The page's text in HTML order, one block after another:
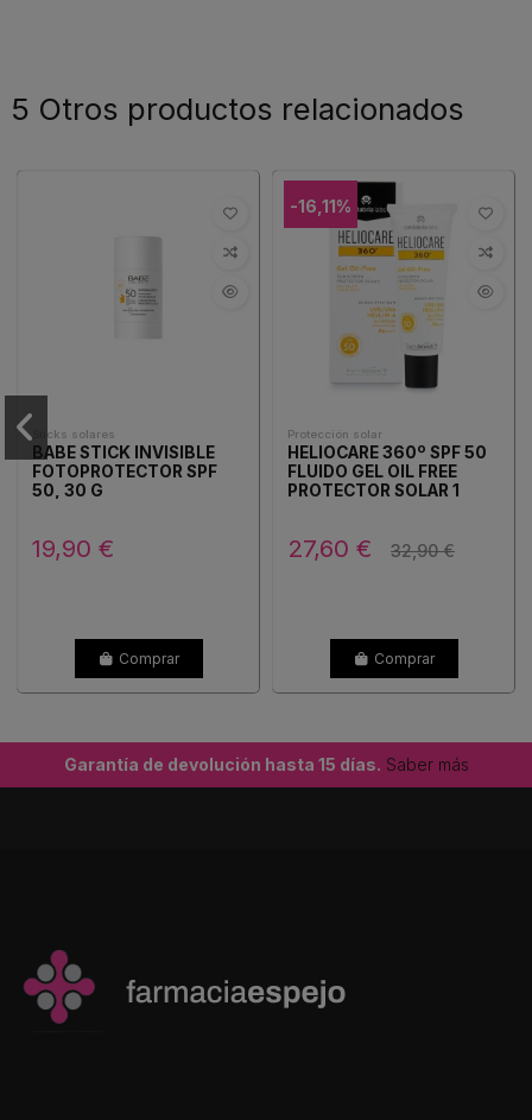
5 Otros productos relacionados
Sticks solares
BABE STICK INVISIBLE
FOTOPROTECTOR SPF
50, 30 G
19,90 €
Comprar
-16,11%
Protección solar
HELIOCARE 360º SPF 50
FLUIDO GEL OIL FREE
PROTECTOR SOLAR 1
27,60 € 32,90 €
Comprar
Garantía de devolución hasta 15 días. Saber más